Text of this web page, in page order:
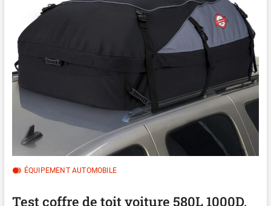
ÉQUIPEMENT AUTOMOBILE
Test coffre de toit voiture 580L 1000D,